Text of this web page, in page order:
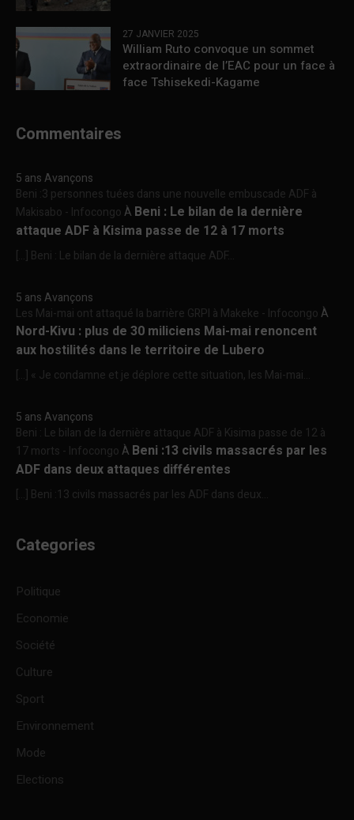
27 JANVIER 2025
William Ruto convoque un sommet
extraordinaire de l’EAC pour un face à
face Tshisekedi-Kagame
Commentaires
5 ans Avançons
Beni :3 personnes tuées dans une nouvelle embuscade ADF à
Makisabo - InfocongoÀ Beni : Le bilan de la dernière
attaque ADF à Kisima passe de 12 à 17 morts
[…] Beni : Le bilan de la dernière attaque ADF...
5 ans Avançons
Les Mai-mai ont attaqué la barrière GRPI à Makeke - InfocongoÀ
Nord-Kivu : plus de 30 miliciens Mai-mai renoncent
aux hostilités dans le territoire de Lubero
[…] « Je condamne et je déplore cette situation, les Mai-mai...
5 ans Avançons
Beni : Le bilan de la dernière attaque ADF à Kisima passe de 12 à
17 morts - InfocongoÀ Beni :13 civils massacrés par les
ADF dans deux attaques différentes
[…] Beni :13 civils massacrés par les ADF dans deux...
Categories
Politique
Economie
Société
Culture
Sport
Environnement
Mode
Elections